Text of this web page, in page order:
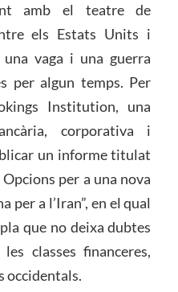
amb el teatre de
els Estats Units i
vaga i una guerra
per algun temps. Per
Institution, una
corporativa i
un informe titulat
per a una nova
per a l’Iran”, en el qual
que no deixa dubtes
classes financeres,
occidentals.